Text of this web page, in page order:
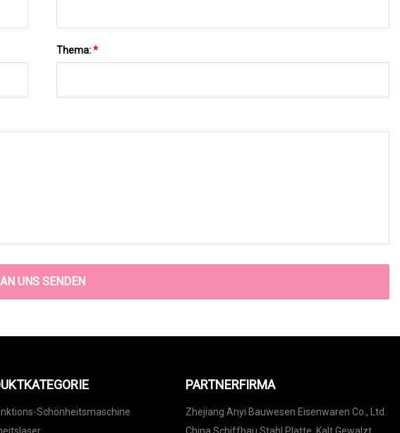
Thema:*
AN UNS SENDEN
Schönheitsmaschine
PARTNERFIRMA
Zhejiang Anyi Bauwesen Eisenwaren Co., Ltd.